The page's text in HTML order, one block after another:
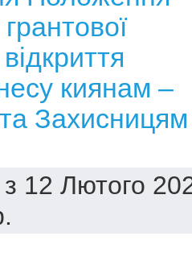
киянам –
Захисницям
12 Лютого